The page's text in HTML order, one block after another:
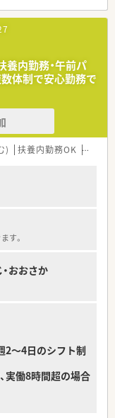
徒歩5分と近く、皮膚
域に親しまれていま
ほど応需しており、
には最適な環境で
おり、皮膚科疾患を
療に深く貢献してい
導などの専門性を発揮
種と連携しながら、
子薬歴や最新機器を
」優しい風土が残って
薬剤師も多く在籍し
相互に助け合う雰囲気
く、一つの店舗でじっ
しの良い職場環境で
養内勤務・午前パ
体制で安心勤務で
) 扶養内勤務OK 教育
す。
おおさか
2～4日のシフト制
働8時間超の場合